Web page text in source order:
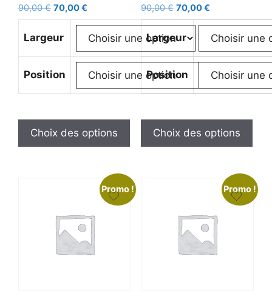
90,00€ 70,00€
Largeur
Position
Choix des options
90,00€ 70,00€
Largeur
Position
Choix des options
Promo ! Promo !